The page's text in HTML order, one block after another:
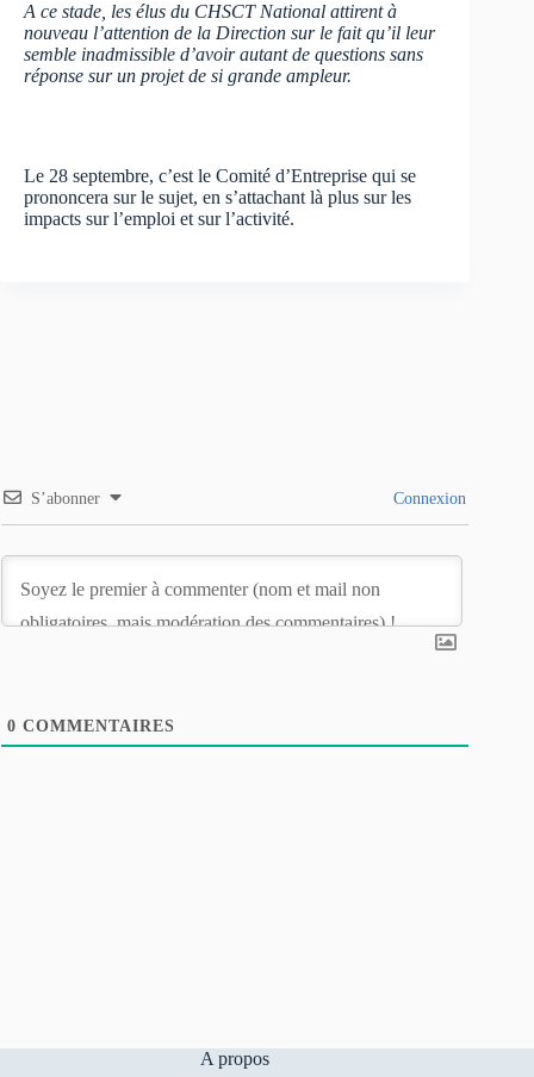
A ce stade, les élus du CHSCT National attirent à
nouveau l’attention de la Direction sur le fait qu’il leur
semble inadmissible d’avoir autant de questions sans
réponse sur un projet de si grande ampleur.
Le 28 septembre, c’est le Comité d’Entreprise qui se
prononcera sur le sujet, en s’attachant là plus sur les
impacts sur l’emploi et sur l’activité.
S’abonner Connexion
0 COMMENTAIRES
A propos